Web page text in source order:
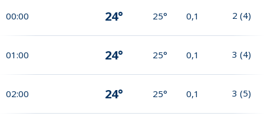
00:00 24° 25° 0,1 2 (4)
01:00 24° 25° 0,1 3 (4)
02:00 24° 25° 0,1 3 (5)